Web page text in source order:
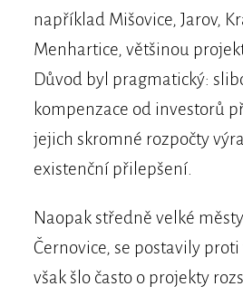
například Mišovice, Jarov,
Menhartice, většinou
Důvod byl pragmatický:
kompenzace od investorů
jejich skromné rozpočty
existenční přilepšení.
Naopak středně velké
Černovice, se postavily proti
však šlo často o projekty